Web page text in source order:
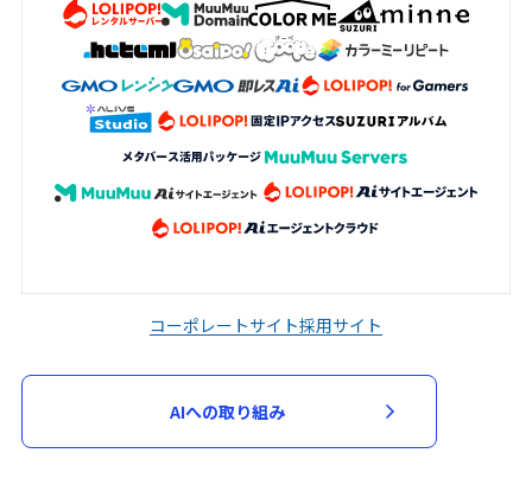
合、当該審査のため必要な資料の提出を求
める場合があります。申込者は、当社から
資料の提出を求められた場合には、速やか
に指定された資料を提出するものとしま
加申込を承諾せず又は参加契約を取り消す
ことができるものとします。
偽、不正確又は誤りがあった場合
するサービスの利用停止等の処分を受け
ている場合
第３項に基づく資料の提出がない場合
コーポレートサイト採用サイト
AIへの取り組み